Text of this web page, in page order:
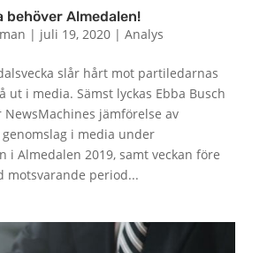
behöver Almedalen!
| juli 19, 2020| Analys
slår hårt mot partiledarnas
ut i media. Sämst lyckas Ebba Busch
NewsMachines jämförelse av
i media under
i Almedalen 2019, samt veckan före
motsvarande period...